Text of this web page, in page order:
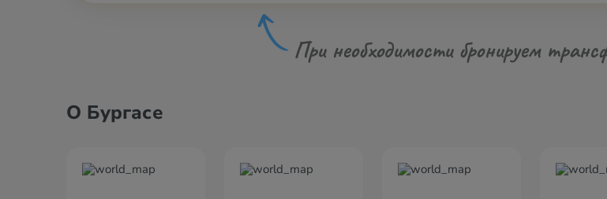
При необходимости бронируем
О Бургасе